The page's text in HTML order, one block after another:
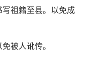
祖籍至县。以免成
被人讹传。